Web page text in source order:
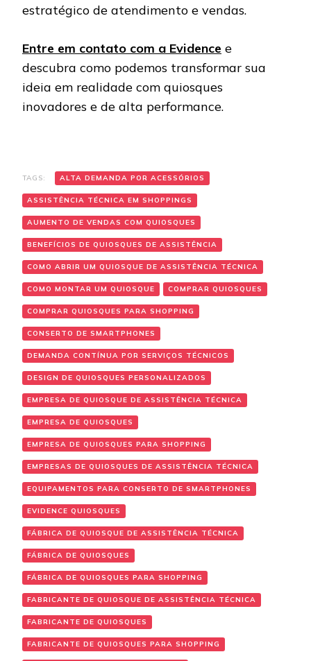
estratégico de atendimento e vendas.
Entre em contato com a Evidence e
descubra como podemos transformar sua
ideia em realidade com quiosques
inovadores e de alta performance.
TAGS: ALTA DEMANDA POR ACESSÓRIOS
ASSISTÊNCIA TÉCNICA EM SHOPPINGS
AUMENTO DE VENDAS COM QUIOSQUES
BENEFÍCIOS DE QUIOSQUES DE ASSISTÊNCIA
COMO ABRIR UM QUIOSQUE DE ASSISTÊNCIA TÉCNICA
COMO MONTAR UM QUIOSQUE COMPRAR QUIOSQUES
COMPRAR QUIOSQUES PARA SHOPPING
CONSERTO DE SMARTPHONES
DEMANDA CONTÍNUA POR SERVIÇOS TÉCNICOS
DESIGN DE QUIOSQUES PERSONALIZADOS
EMPRESA DE QUIOSQUE DE ASSISTÊNCIA TÉCNICA
EMPRESA DE QUIOSQUES
EMPRESA DE QUIOSQUES PARA SHOPPING
EMPRESAS DE QUIOSQUES DE ASSISTÊNCIA TÉCNICA
EQUIPAMENTOS PARA CONSERTO DE SMARTPHONES
EVIDENCE QUIOSQUES
FÁBRICA DE QUIOSQUE DE ASSISTÊNCIA TÉCNICA
FÁBRICA DE QUIOSQUES
FÁBRICA DE QUIOSQUES PARA SHOPPING
FABRICANTE DE QUIOSQUE DE ASSISTÊNCIA TÉCNICA
FABRICANTE DE QUIOSQUES
FABRICANTE DE QUIOSQUES PARA SHOPPING